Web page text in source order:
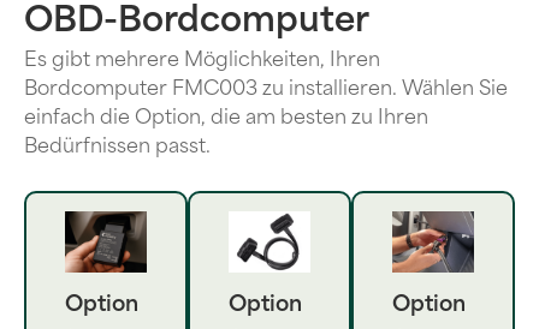
OBD-Bordcomputer
Es gibt mehrere Möglichkeiten, Ihren
Bordcomputer FMC003 zu installieren. Wählen Sie
einfach die Option, die am besten zu Ihren
Bedürfnissen passt.
Option
Option
Option